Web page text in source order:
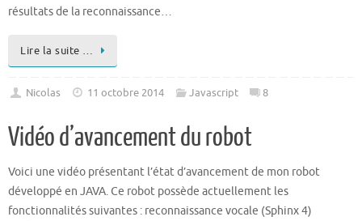
résultats de la reconnaissance…
Lire la suite …
Nicolas 11 octobre 2014 Javascript 8
Vidéo d’avancement du robot
Voici une vidéo présentant l’état d’avancement de mon robot
développé en JAVA. Ce robot possède actuellement les
fonctionnalités suivantes : reconnaissance vocale (Sphinx 4)